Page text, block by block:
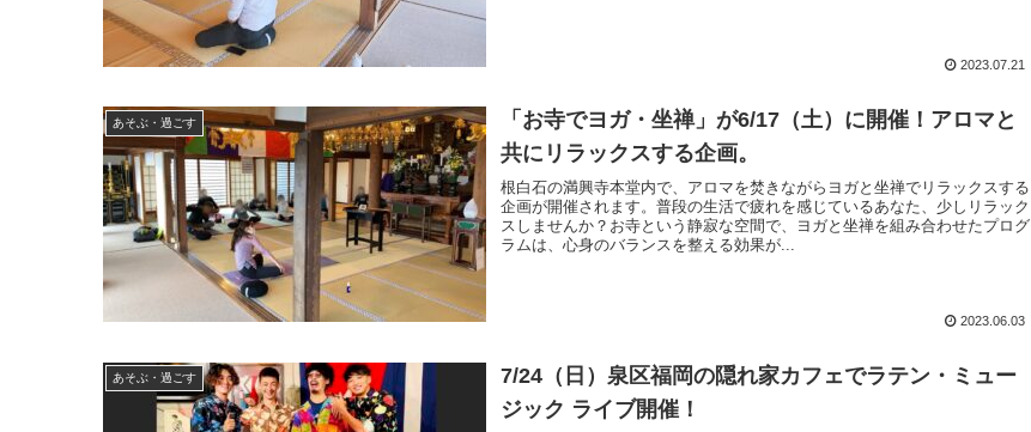
2023.07.21
あそぶ・過ごす
「お寺でヨガ・坐禅」が6/17（土）に開催！アロマと
共にリラックスする企画。
根白石の満興寺本堂内で、アロマを焚きながらヨガと坐禅でリラックスする
企画が開催されます。普段の生活で疲れを感じているあなた、少しリラック
スしませんか？お寺という静寂な空間で、ヨガと坐禅を組み合わせたプログ
ラムは、心身のバランスを整える効果が...
2023.06.03
あそぶ・過ごす
7/24（日）泉区福岡の隠れ家カフェでラテン・ミュー
ジック ライブ開催！